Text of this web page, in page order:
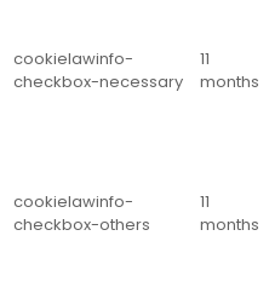
cookielawinfo-
checkbox-necessary
11
months
cookielawinfo-
checkbox-others
11
months